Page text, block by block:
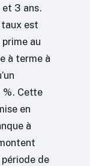
3 ans.
est
au
à terme à
%. Cette
en
à
de